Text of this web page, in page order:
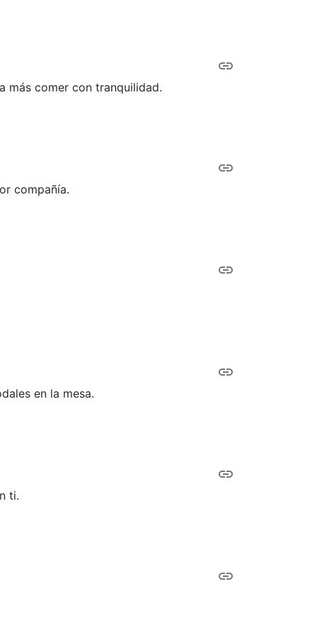
link
más comer con tranquilidad.
link
compañía.
link
link
en la mesa.
link
ti.
link